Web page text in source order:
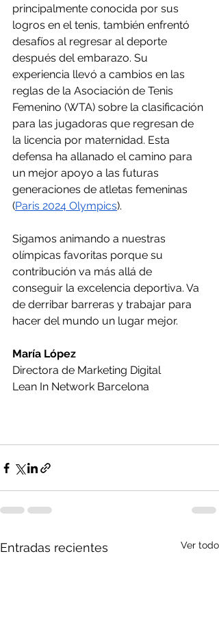
principalmente conocida por sus
logros en el tenis, también enfrentó
desafíos al regresar al deporte
después del embarazo. Su
experiencia llevó a cambios en las
reglas de la Asociación de Tenis
Femenino (WTA) sobre la clasificación
para las jugadoras que regresan de
la licencia por maternidad. Esta
defensa ha allanado el camino para
un mejor apoyo a las futuras
generaciones de atletas femeninas​
(Paris 2024 Olympics)​.
Sigamos animando a nuestras
olímpicas favoritas porque su
contribución va más allá de
conseguir la excelencia deportiva. Va
de derribar barreras y trabajar para
hacer del mundo un lugar mejor.
María López
Directora de Marketing Digital
Lean In Network Barcelona
Entradas recientes Ver todo